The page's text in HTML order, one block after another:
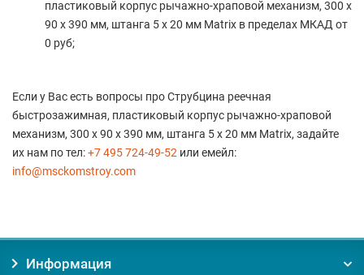
пластиковый корпус рычажно-храповой механизм, 300 х
90 х 390 мм, штанга 5 х 20 мм Matrix в пределах МКАД от
0 руб;
Если у Вас есть вопросы про Струбцина реечная
быстрозажимная, пластиковый корпус рычажно-храповой
механизм, 300 х 90 х 390 мм, штанга 5 х 20 мм Matrix, задайте
их нам по тел:+7 495 724-49-52 или емейл:
info@msckomstroy.com
Информация